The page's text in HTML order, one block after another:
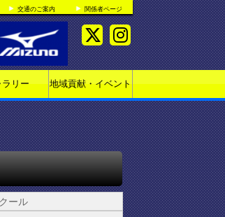
交通のご案内 関係者ページ
ラリー 地域貢献・イベント
ール